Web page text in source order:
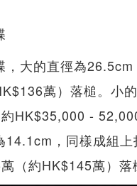
，大的直徑為
萬）落槌。小
HK$35,000 -
14.1cm，同樣成組
（約HK$145萬）落